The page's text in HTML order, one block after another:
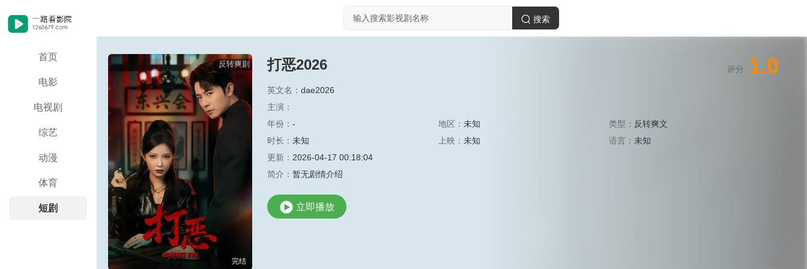
首页
电影
电视剧
综艺
动漫
体育
短剧
搜索
反转爽剧
完结
打恶2026
英文名： dae2026
主演：
年份： - 地区： 未知 类型： 反转爽文
时长： 未知 上映： 未知 语言： 未知
更新： 2026-04-17 00:18:04
简介： 暂无剧情介绍
评分 1.0
立即播放